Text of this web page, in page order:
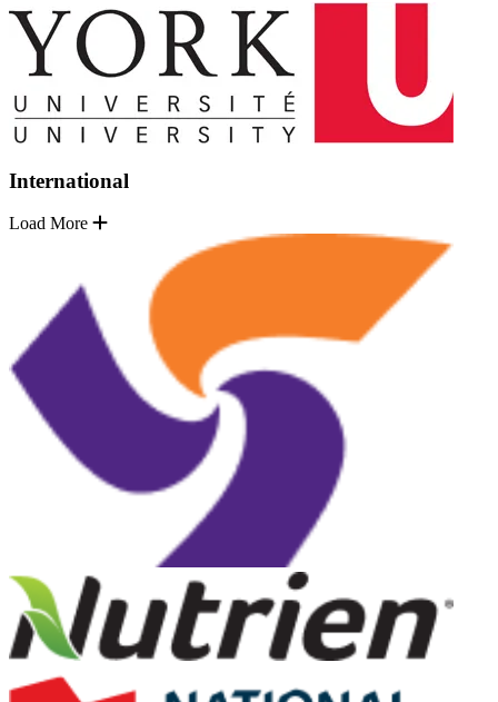
International
Load More